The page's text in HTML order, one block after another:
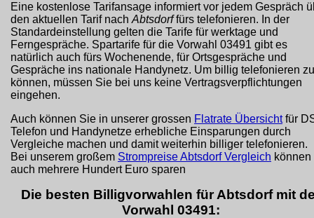
Eine kostenlose Tarifansage informiert vor jedem Gespräch
den aktuellen Tarif nach Abtsdorffürs telefonieren. In der
Standardeinstellung gelten die Tarife für werktage und
Ferngespräche. Spartarife für die Vorwahl 03491 gibt es
natürlich auch fürs Wochenende, für Ortsgespräche und
Gespräche ins nationale Handynetz. Um billig telefonieren zu
können, müssen Sie bei uns keine Vertragsverpflichtungen
eingehen.
Auch können Sie in unserer grossen Flatrate Übersichtfür
Telefon und Handynetze erhebliche Einsparungen durch
Vergleiche machen und damit weiterhin billiger telefonieren.
Bei unserem großem Strompreise Abtsdorf Vergleich können
auch mehrere Hundert Euro sparen
Die besten Billigvorwahlen für Abtsdorf mit
Vorwahl 03491: